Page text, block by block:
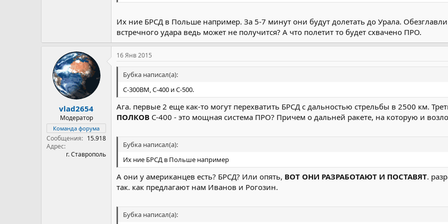
Их ние БРСД в Польше например. За 5-7 минут они будут долетать до Урала.
встречного удара ведь может не получится? А что полетит то будет схвачено ПРО.
vlad2654
Модератор
Команда форума
Сообщения
15.918
Адрес
г. Ставрополь
16 Янв 2015
Бубка написал(а):
С-300ВМ, С-400 и С-500.
Ага. первые 2 еще как-то могут перехватить БРСД с дальностью стрельбы в 2500 км.
ПОЛКОВ С-400 - это мощная система ПРО? Причем о дальней ракете, на которую и
Бубка написал(а):
Их ние БРСД в Польше например
А они у американцев есть? БРСД? Или опять, ВОТ ОНИ РАЗРАБОТАЮТ И ПОСТАВЯТ.
так. как предлагают нам Иванов и Рогозин.
Бубка написал(а):